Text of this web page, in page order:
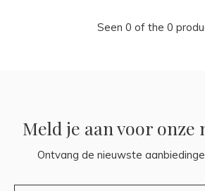
Seen 0 of the 0
Meld je aan voor onze
Ontvang de nieuwste